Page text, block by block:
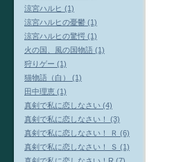
涼宮ハルヒ (1)
涼宮ハルヒの憂鬱 (1)
涼宮ハルヒの驚愕 (1)
火の国、風の国物語 (1)
狩りゲー (1)
猫物語（白） (1)
田中理恵 (1)
真剣で私に恋しなさい (4)
真剣で私に恋しなさい！ (3)
真剣で私に恋しなさい！ Ｒ (6)
真剣で私に恋しなさい！ Ｓ (1)